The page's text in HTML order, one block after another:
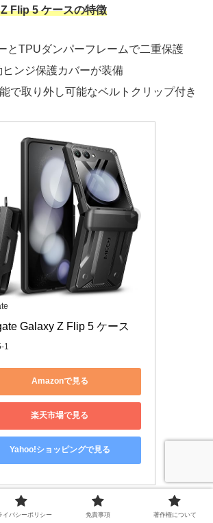
Flip 5 ケースの特徴
とTPUダンパーフレームで二重保護
ンジ保護カバーが装備
で取り外し可能なベルトクリップ付き
Galaxy Z Flip 5 ケース
1
Amazonで見る
楽天市場で見る
Yahoo!ショッピングで見る
イバシーポリシー 免責事項 著作権について